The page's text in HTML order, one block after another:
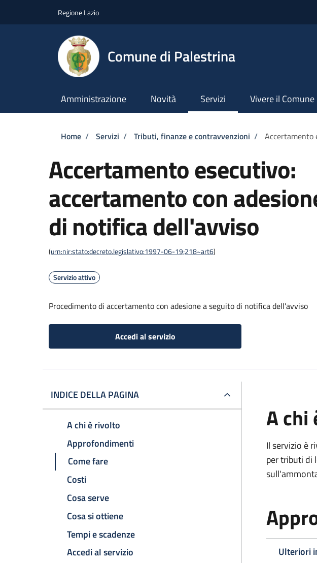
Regione Lazio
Comune di Palestrina
Amministrazione Novità Servizi Vivere il Comune
Briciole di pane
Home / Servizi / Tributi, finanze e contravvenzioni / Accertamento
Accertamento esecutivo:
accertamento con
di notifica dell'avviso
(urn:nir:stato:decreto.legislativo:1997-06-19;218~art6)
Servizio attivo
Procedimento di accertamento con adesione a seguito di notifica dell'avviso
Accedi al servizio
INDICE DELLA PAGINA
A chi è rivolto
Approfondimenti
Come fare
Costi
Cosa serve
Cosa si ottiene
Tempi e scadenze
Accedi al servizio
A chi
Il servizio è
per tributi di
Ulteriori